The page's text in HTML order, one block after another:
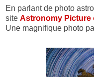
En parlant de photo
site Astronomy Picture
Une magnifique photo